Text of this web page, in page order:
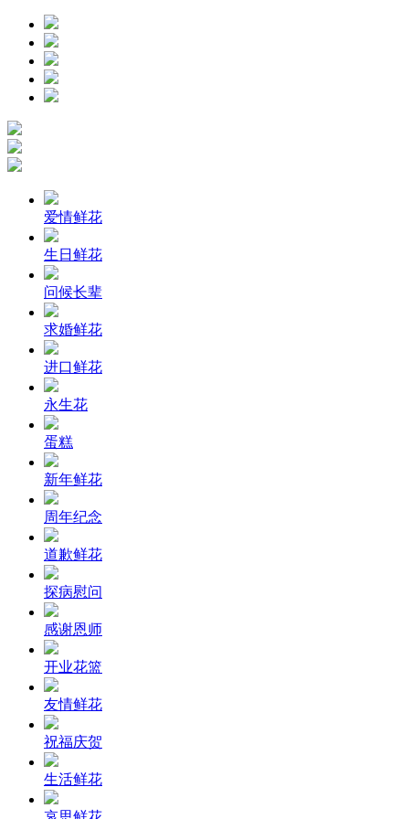
爱情鲜花
生日鲜花
问候长辈
求婚鲜花
进口鲜花
永生花
蛋糕
新年鲜花
周年纪念
道歉鲜花
探病慰问
感谢恩师
开业花篮
友情鲜花
祝福庆贺
生活鲜花